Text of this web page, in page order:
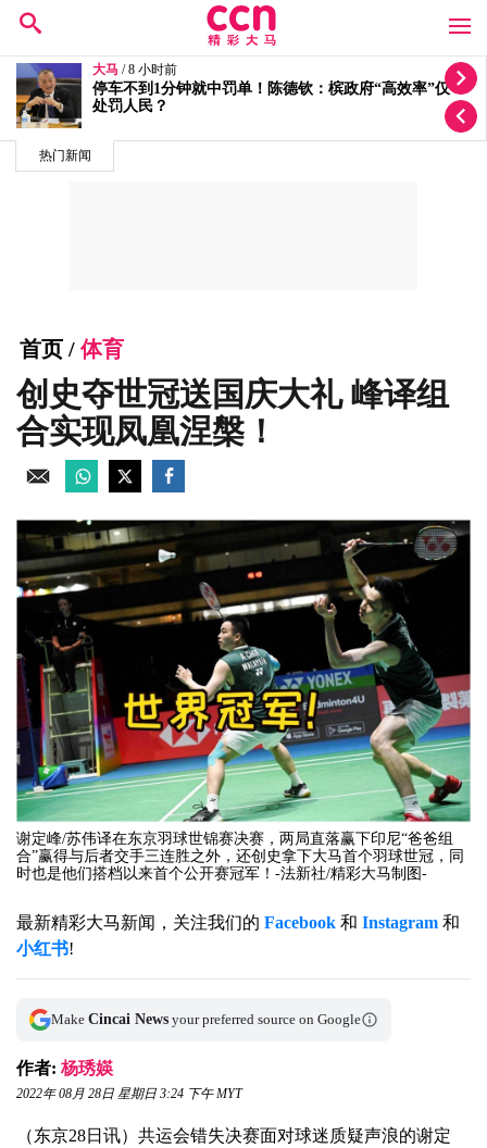
热门新闻
大马 / 9 小时前
按个人喜恶发放拨款有滥权之嫌 5蓝眼议员轰安华党政
不分
首页 / 体育
创史夺世冠送国庆大礼 峰译组
合实现凤凰涅槃！
谢定峰/苏伟译在东京羽球世锦赛决赛，两局直落赢下印尼“爸爸组
合”赢得与后者交手三连胜之外，还创史拿下大马首个羽球世冠，同
时也是他们搭档以来首个公开赛冠军！-法新社/精彩大马制图-
最新精彩大马新闻，关注我们的 Facebook 和 Instagram 和
小红书!
Make Cincai News your preferred source on Google
作者: 杨琇媖
2022年 08月 28日 星期日 3:24 下午 MYT
（东京28日讯）共运会错失决赛面对球迷质疑声浪的谢定